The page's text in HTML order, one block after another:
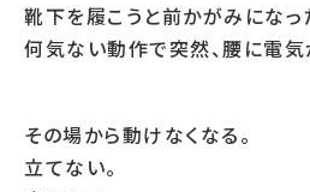
靴下を履こうと前かがみになっ
何気ない動作で突然、腰に電気
その場から動けなくなる。
立てない。